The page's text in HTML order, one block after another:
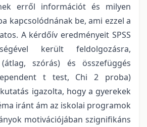
erről információt és milyen
kapcsolódnának be, ami ezzel a
A kérdőív eredményeit SPSS
került feldolgozásra,
szórás) és összefüggés
t test, Chi 2 proba)
igazolta, hogy a gyerekek
iránt ám az iskolai programok
motivációjában szignifikáns